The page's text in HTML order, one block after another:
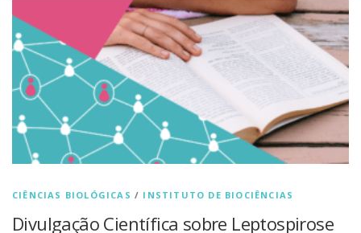
CIÊNCIAS BIOLÓGICAS / INSTITUTO DE BIOCIÊNCIAS
Divulgação Científica sobre Leptospirose